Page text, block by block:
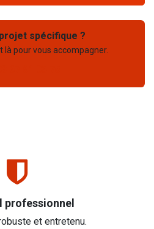
spécifique ?
là pour vous accompagner.
professionnel
et entretenu.